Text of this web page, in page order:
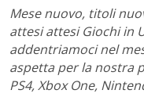
Mese nuovo, titoli
attesi attesi Giochi in
addentriamoci nel
aspetta per la nostra
PS4, Xbox One,